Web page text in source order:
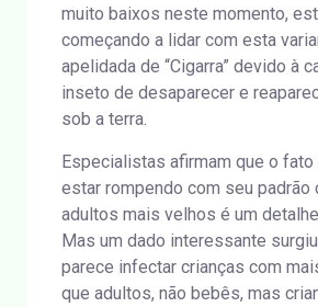
muito baixos neste momento,
começando a lidar com esta
apelidada de “Cigarra” devido à
inseto de desaparecer e
sob a terra.
Especialistas afirmam que o fato
estar rompendo com seu padrão
adultos mais velhos é um
Mas um dado interessante
parece infectar crianças com
que adultos, não bebês, mas